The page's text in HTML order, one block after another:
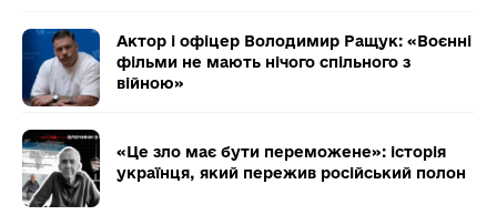
Актор і офіцер Володимир Ращук: «Воєнні
фільми не мають нічого спільного з
війною»
«Це зло має бути переможене»: історія
українця, який пережив російський полон